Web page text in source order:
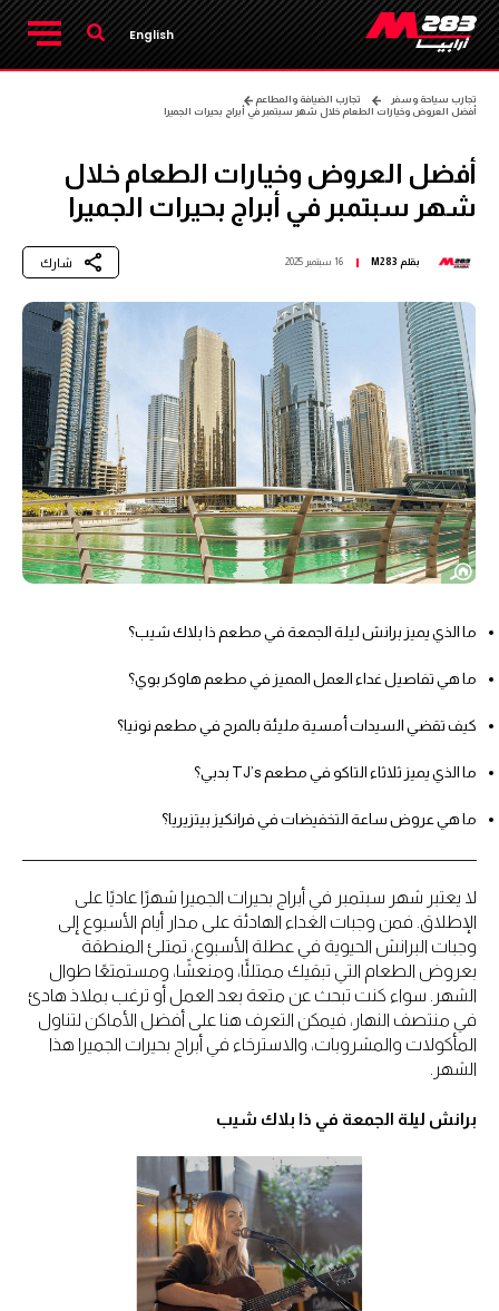
English
تجارب سياحة وسفر
تجارب الضيافة والمطاعم
أفضل العروض وخيارات الطعام خلال شهر سبتمبر في أبراج بحيرات الجميرا
أفضل العروض وخيارات الطعام خلال
شهر سبتمبر في أبراج بحيرات الجميرا
بقلم M283 16 سبتمبر 2025 شارك
ما الذي يميز برانش ليلة الجمعة في مطعم ذا بلاك شيب؟
ما هي تفاصيل غداء العمل المميز في مطعم هاوكر بوي؟
كيف تقضي السيدات أمسية مليئة بالمرح في مطعم نونيا؟
ما الذي يميز ثلاثاء التاكو في مطعم TJ’s بدبي؟
ما هي عروض ساعة التخفيضات في فرانكيز بيتزيريا؟
لا يعتبر شهر سبتمبر في أبراج بحيرات الجميرا شهرًا عاديًا على
الإطلاق. فمن وجبات الغداء الهادئة على مدار أيام الأسبوع إلى
وجبات البرانش الحيوية في عطلة الأسبوع، تمتلئ المنطقة
بعروض الطعام التي تبقيك ممتلئًا، ومنعشًا، ومستمتعًا طوال
الشهر. سواء كنت تبحث عن متعة بعد العمل أو ترغب بملاذ هادئ
في منتصف النهار، فيمكن التعرف هنا على أفضل الأماكن لتناول
المأكولات والمشروبات، والاسترخاء في أبراج بحيرات الجميرا هذا
الشهر.
برانش ليلة الجمعة في ذا بلاك شيب